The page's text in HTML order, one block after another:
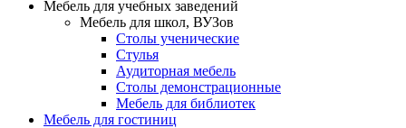
Мебель для учебных заведений
Мебель для школ, ВУЗов
Столы ученические
Стулья
Аудиторная мебель
Столы демонстрационные
Мебель для библиотек
Мебель для гостиниц